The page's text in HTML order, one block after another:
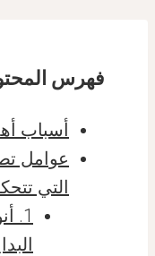
فهرس
أسباب
عوامل
التي
1.